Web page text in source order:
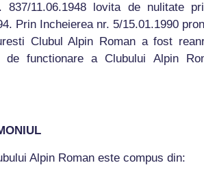
837/11.06.1948 lovita de nulitate
Prin Incheierea nr. 5/15.01.1990
Clubul Alpin Roman a fost
de functionare a Clubului Alpin
Alpin Roman este compus din: